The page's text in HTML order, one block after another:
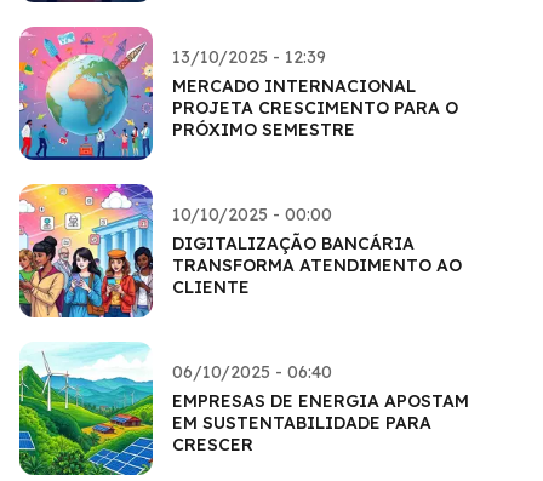
13/10/2025 - 12:39
MERCADO INTERNACIONAL
PROJETA CRESCIMENTO PARA O
PRÓXIMO SEMESTRE
10/10/2025 - 00:00
DIGITALIZAÇÃO BANCÁRIA
TRANSFORMA ATENDIMENTO AO
CLIENTE
06/10/2025 - 06:40
EMPRESAS DE ENERGIA APOSTAM
EM SUSTENTABILIDADE PARA
CRESCER